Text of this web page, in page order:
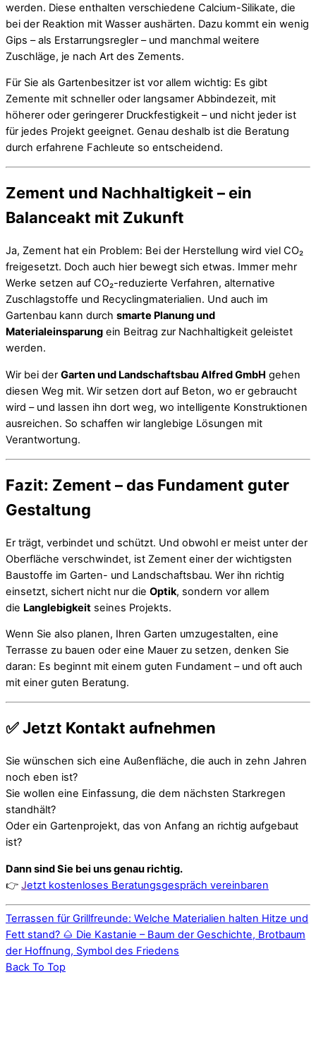
werden. Diese enthalten verschiedene Calcium-Silikate, die
bei der Reaktion mit Wasser aushärten. Dazu kommt ein wenig
Gips – als Erstarrungsregler – und manchmal weitere
Zuschläge, je nach Art des Zements.
Für Sie als Gartenbesitzer ist vor allem wichtig: Es gibt
Zemente mit schneller oder langsamer Abbindezeit, mit
höherer oder geringerer Druckfestigkeit – und nicht jeder ist
für jedes Projekt geeignet. Genau deshalb ist die Beratung
durch erfahrene Fachleute so entscheidend.
Zement und Nachhaltigkeit – ein
Balanceakt mit Zukunft
Ja, Zement hat ein Problem: Bei der Herstellung wird viel CO₂
freigesetzt. Doch auch hier bewegt sich etwas. Immer mehr
Werke setzen auf CO₂-reduzierte Verfahren, alternative
Zuschlagstoffe und Recyclingmaterialien. Und auch im
Gartenbau kann durch smarte Planung und
Materialeinsparung ein Beitrag zur Nachhaltigkeit geleistet
werden.
Wir bei der Garten und Landschaftsbau Alfred GmbH gehen
diesen Weg mit. Wir setzen dort auf Beton, wo er gebraucht
wird – und lassen ihn dort weg, wo intelligente Konstruktionen
ausreichen. So schaffen wir langlebige Lösungen mit
Verantwortung.
Fazit: Zement – das Fundament guter
Gestaltung
Er trägt, verbindet und schützt. Und obwohl er meist unter der
Oberfläche verschwindet, ist Zement einer der wichtigsten
Baustoffe im Garten- und Landschaftsbau. Wer ihn richtig
einsetzt, sichert nicht nur die Optik, sondern vor allem
die Langlebigkeit seines Projekts.
Wenn Sie also planen, Ihren Garten umzugestalten, eine
Terrasse zu bauen oder eine Mauer zu setzen, denken Sie
daran: Es beginnt mit einem guten Fundament – und oft auch
mit einer guten Beratung.
✅ Jetzt Kontakt aufnehmen
Sie wünschen sich eine Außenfläche, die auch in zehn Jahren
noch eben ist?
Sie wollen eine Einfassung, die dem nächsten Starkregen
standhält?
Oder ein Gartenprojekt, das von Anfang an richtig aufgebaut
ist?
Dann sind Sie bei uns genau richtig.
👉 Jetzt kostenloses Beratungsgespräch vereinbaren
Terrassen für Grillfreunde: Welche Materialien halten Hitze und
Fett stand? 🌰 Die Kastanie – Baum der Geschichte, Brotbaum
der Hoffnung, Symbol des Friedens
Back To Top